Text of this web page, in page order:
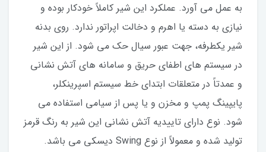
به عمل می آورد. عملکرد این شیر کاملاً خودکار بوده و
نیازی به دسته یا اهرم و دخالت اپراتور ندارد. روی بدنه
شیر یکطرفه، جهت عبور سیال حک می شود. از این شیر
در سیستم های اطفای حریق و سامانه های آتش نشانی
و عمدتاً در متعلقات ابتدای خط سیستم اسپرینکلر،
پایپینگ پمپ و مخزن و یا پس از سیامی استفاده می
شود. نوع دارای تاییدیه آتش نشانی این شیر به رنگ قرمز
تولید شده و معمولاً از نوع Swing دیسکی می باشد.